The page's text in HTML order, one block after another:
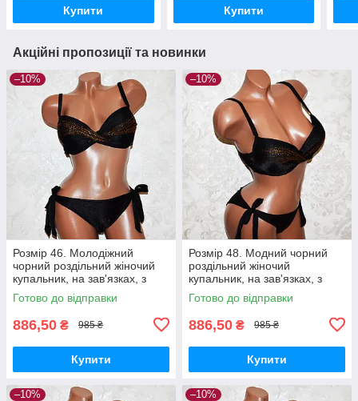
Купити Купити
Акційні пропозиції та новинки
–10%
Розмір 46. Молодіжний
чорний роздільний жіночий
купальник, на зав'язках, з
пуш-ап
Готово до відправки
886,50 ₴ 985 ₴
Купити
–10%
Розмір 48. Модний чорний
роздільний жіночий
купальник, на зав'язках, з
пуш-ап
Готово до відправки
886,50 ₴ 985 ₴
Купити
–10% –10%